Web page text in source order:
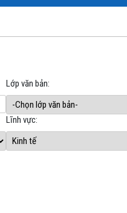
Lớp văn bản:
Lĩnh vực: